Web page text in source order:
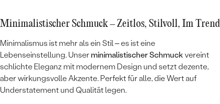
Minimalistischer Schmuck – Zeitlos, Stilvoll, Im Trend
Minimalismus ist mehr als ein Stil – es ist eine
Lebenseinstellung. Unser minimalistischer Schmuck vereint
schlichte Eleganz mit modernem Design und setzt dezente,
aber wirkungsvolle Akzente. Perfekt für alle, die Wert auf
Understatement und Qualität legen.